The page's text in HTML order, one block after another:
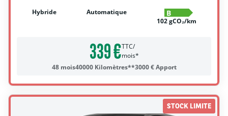
Hybride Automatique B
102 gCO₂/km
339 €TTC/
mois*
48 mois40000 Kilomètres**3000 € Apport
STOCK LIMITE